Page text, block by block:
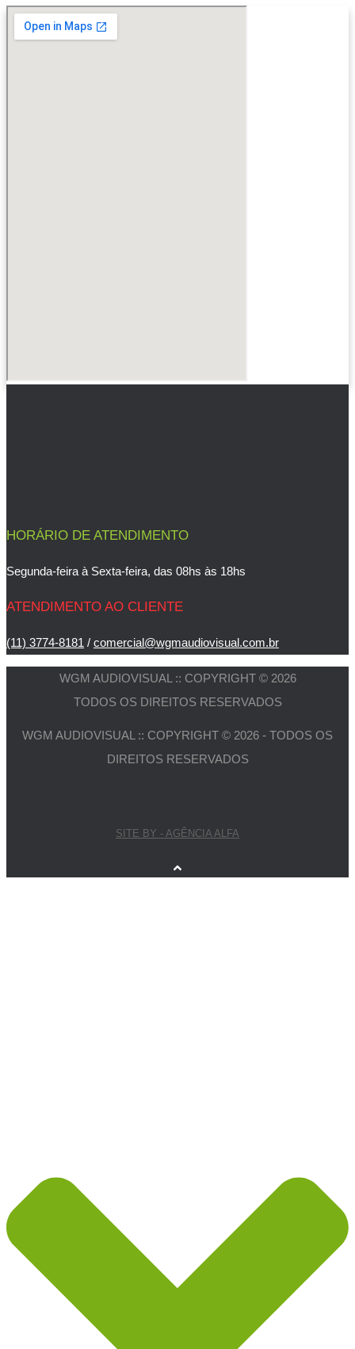
HORÁRIO DE ATENDIMENTO
Segunda-feira à Sexta-feira, das 08hs às 18hs
ATENDIMENTO AO CLIENTE
(11) 3774-8181 / comercial@wgmaudiovisual.com.br
WGM AUDIOVISUAL :: COPYRIGHT © 2026
TODOS OS DIREITOS RESERVADOS
WGM AUDIOVISUAL :: COPYRIGHT © 2026 - TODOS OS
DIREITOS RESERVADOS
SITE BY - AGÊNCIA ALFA